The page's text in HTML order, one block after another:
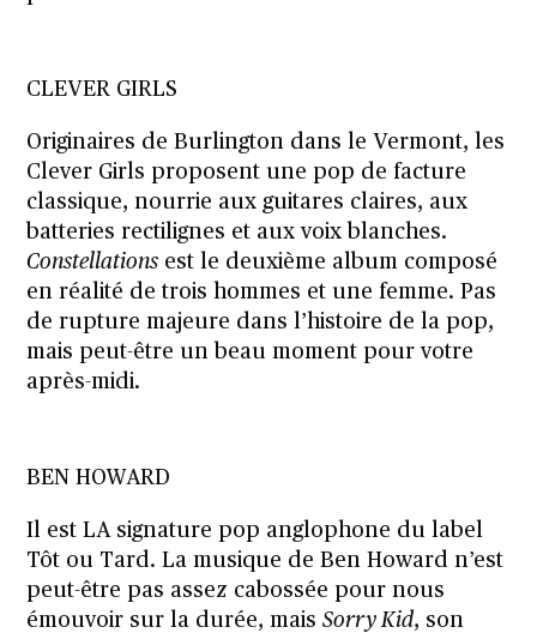
CLEVER GIRLS
Originaires de Burlington dans le Vermont, les
Clever Girls proposent une pop de facture
classique, nourrie aux guitares claires, aux
batteries rectilignes et aux voix blanches.
Constellations est le deuxième album composé
en réalité de trois hommes et une femme. Pas
de rupture majeure dans l’histoire de la pop,
mais peut-être un beau moment pour votre
après-midi.
BEN HOWARD
Il est LA signature pop anglophone du label
Tôt ou Tard. La musique de Ben Howard n’est
peut-être pas assez cabossée pour nous
émouvoir sur la durée, maisSorry Kid, son